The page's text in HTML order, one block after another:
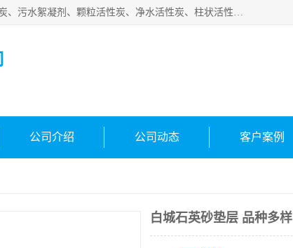
北京中航豫泓环保技术有限公司主要生产经营蜂窝状活性炭、椰子壳活性炭、污水絮凝剂、颗粒活性炭、净水活性炭、柱状活性炭等水处理和空气净化产品，品质信赖、服务保障。是您理想的合作伙伴。欢迎来电咨询！
公司介绍 公司动态 客户案例
白城石英砂垫层 品种多样